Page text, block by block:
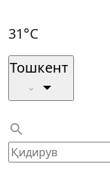
31°C
Тошкент